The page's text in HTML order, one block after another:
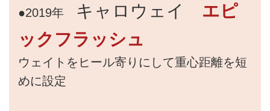
●2019年 キャロウェイ エピ
ックフラッシュ
ウェイトをヒール寄りにして重心距離を短
めに設定